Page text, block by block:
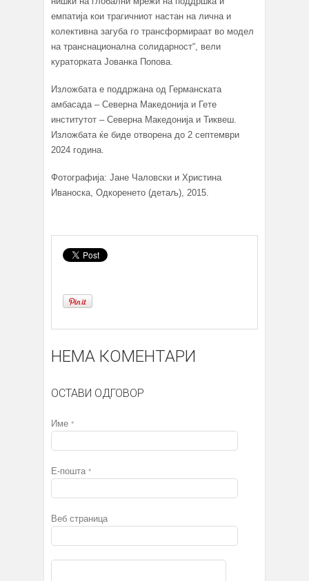
емпатија кои трагичниот настан на лична и
колективна загуба го трансформираат во модел
на транснационална солидарност“, вели
кураторката Јованка Попова.
Изложбата е поддржана од Германската
амбасада – Северна Македонија и Гете
институтот – Северна Македонија и Тиквеш.
Изложбата ќе биде отворена до 2 септември
2024 година.
Фотографија: Јане Чаловски и Христина
Иваноска, Одкоренето (детаљ), 2015.
НЕМА КОМЕНТАРИ
ОСТАВИ ОДГОВОР
Име *
Е-пошта *
Веб страница